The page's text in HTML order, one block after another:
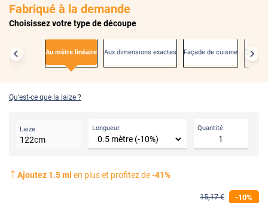
Fabriqué à la demande
Choisissez votre type de découpe
Au mètre linéaire Aux dimensions exactes Façade de cuisine
Qu'est-ce que la laize ?
Laize
122cm
Longueur Quantité
Ajoutez 1.5ml en plus et profitez de-41%
15,17 € -10%